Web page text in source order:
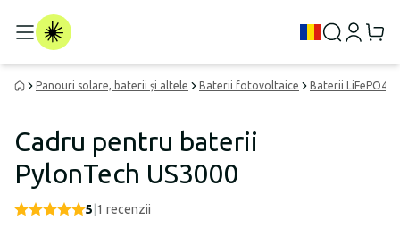
Panouri solare, baterii și altele Baterii fotovoltaice Baterii LiFePO4
Cadru pentru baterii
PylonTech US3000
5 1 recenzii